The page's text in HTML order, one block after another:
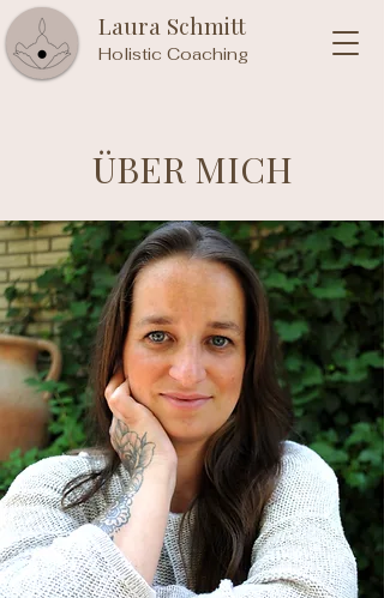
Laura Schmitt
Holistic Coaching
ÜBER MICH